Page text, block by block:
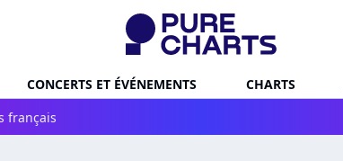
CONCERTS ET ÉVÉNEMENTS CHARTS
français